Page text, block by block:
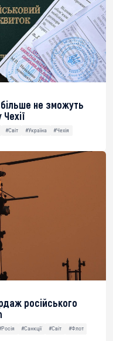
більше не зможуть
#Світ #Україна
#Чехія
російського
#Санкції #Світ
#Флот